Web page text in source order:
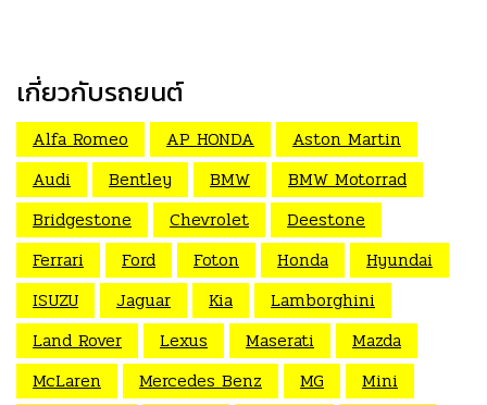
เกี่ยวกับรถยนต์
Alfa Romeo AP HONDA
Aston Martin
Audi
Bentley BMW
BMW Motorrad
Bridgestone
Chevrolet
Deestone
Ferrari
Ford Foton Honda
Hyundai
ISUZU
Jaguar Kia
Lamborghini
Land Rover
Lexus Maserati
Mazda
McLaren
Mercedes Benz MG
Mini